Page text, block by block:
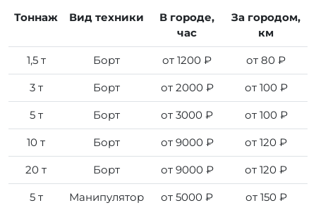
Тоннаж Вид техники
В городе,
час
За городом,
км
1,5 т Борт от 1200 ₽ от 80 ₽
3 т Борт от 2000 ₽ от 100 ₽
5 т Борт от 3000 ₽ от 100 ₽
10 т Борт от 9000 ₽ от 120 ₽
20 т Борт от 9000 ₽ от 120 ₽
5 т Манипулятор от 5000 ₽ от 150 ₽